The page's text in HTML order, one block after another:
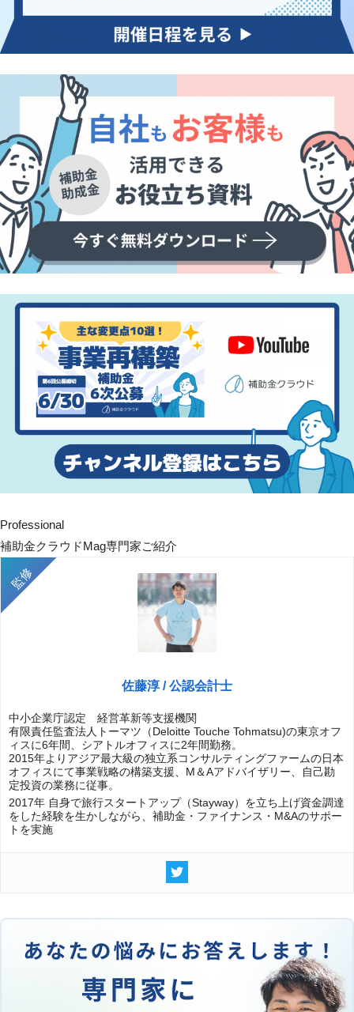
Professional
補助金クラウドMag専門家ご紹介
佐藤淳 / 公認会計士
中小企業庁認定 経営革新等支援機関
有限責任監査法人トーマツ（Deloitte Touche Tohmatsu)の東京オフ
ィスに6年間、シアトルオフィスに2年間勤務。
2015年よりアジア最大級の独立系コンサルティングファームの日本
オフィスにて事業戦略の構築支援、M＆Aアドバイザリー、自己勘
定投資の業務に従事。
2017年 自身で旅行スタートアップ（Stayway）を立ち上げ資金調達
をした経験を生かしながら、補助金・ファイナンス・M&Aのサポー
トを実施